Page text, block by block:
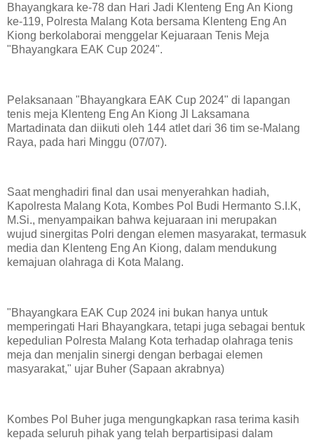
Bhayangkara ke-78 dan Hari Jadi Klenteng Eng An Kiong
ke-119, Polresta Malang Kota bersama Klenteng Eng An
Kiong berkolaborai menggelar Kejuaraan Tenis Meja
"Bhayangkara EAK Cup 2024".
Pelaksanaan "Bhayangkara EAK Cup 2024" di lapangan
tenis meja Klenteng Eng An Kiong Jl Laksamana
Martadinata dan diikuti oleh 144 atlet dari 36 tim se-Malang
Raya, pada hari Minggu (07/07).
Saat menghadiri final dan usai menyerahkan hadiah,
Kapolresta Malang Kota, Kombes Pol Budi Hermanto S.I.K,
M.Si., menyampaikan bahwa kejuaraan ini merupakan
wujud sinergitas Polri dengan elemen masyarakat, termasuk
media dan Klenteng Eng An Kiong, dalam mendukung
kemajuan olahraga di Kota Malang.
"Bhayangkara EAK Cup 2024 ini bukan hanya untuk
memperingati Hari Bhayangkara, tetapi juga sebagai bentuk
kepedulian Polresta Malang Kota terhadap olahraga tenis
meja dan menjalin sinergi dengan berbagai elemen
masyarakat," ujar Buher (Sapaan akrabnya)
Kombes Pol Buher juga mengungkapkan rasa terima kasih
kepada seluruh pihak yang telah berpartisipasi dalam